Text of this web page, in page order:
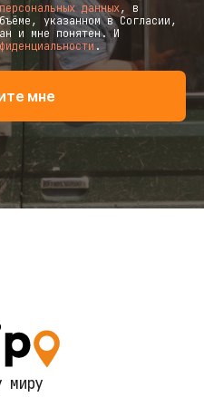
данных, в
указанном в Согласии,
и мне понятен. И
.
мне